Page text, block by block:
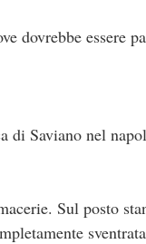
dovrebbe essere
Saviano nel
Sul posto